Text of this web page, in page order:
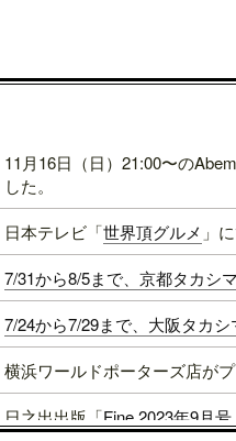
11月16日（日）21:00〜の
した。
日本テレビ「世界頂グルメ 」
7/31から8/5まで、京都タカシ
7/24から7/29まで、大阪タカ
横浜ワールドポーターズ店が
日之出出版「Fine 2023年9月号